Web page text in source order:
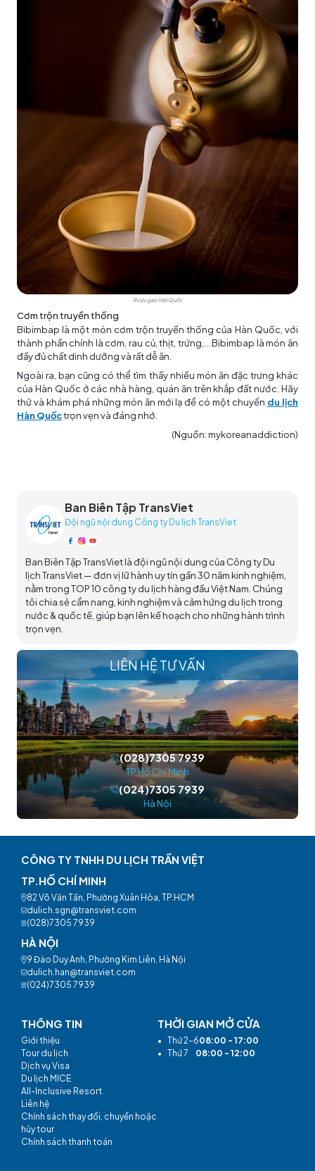
Rượu gạo Hàn Quốc
Cơm trộn truyền thống
Bibimbap là một món cơm trộn truyền thống của Hàn Quốc, với
thành phần chính là cơm, rau củ, thịt, trứng,... Bibimbap là món ăn
đầy đủ chất dinh dưỡng và rất dễ ăn.
Ngoài ra, bạn cũng có thể tìm thấy nhiều món ăn đặc trưng khác
của Hàn Quốc ở các nhà hàng, quán ăn trên khắp đất nước. Hãy
thử và khám phá những món ăn mới lạ để có một chuyến du lịch
Hàn Quốctrọn vẹn và đáng nhớ.
(Nguồn: mykoreanaddiction)
Ban Biên Tập TransViet
Đội ngũ nội dung Công ty Du lịch TransViet
Ban Biên Tập TransViet là đội ngũ nội dung của Công ty Du
lịch TransViet — đơn vị lữ hành uy tín gần 30 năm kinh nghiệm,
nằm trong TOP 10 công ty du lịch hàng đầu Việt Nam. Chúng
tôi chia sẻ cẩm nang, kinh nghiệm và cảm hứng du lịch trong
nước & quốc tế, giúp bạn lên kế hoạch cho những hành trình
trọn vẹn.
LIÊN HỆ TƯ VẤN
(028)7305 7939
TP.Hồ Chí Minh
(024)7305 7939
Hà Nội
CÔNG TY TNHH DU LỊCH TRẦN VIỆT
TP.HỒ CHÍ MINH
82 Võ Văn Tần, Phường Xuân Hòa, TP.HCM
dulich.sgn@transviet.com
(028)7305 7939
HÀ NỘI
9 Đào Duy Anh, Phường Kim Liên, Hà Nội
dulich.han@transviet.com
(024)7305 7939
THÔNG TIN
Giới thiệu
Tour du lịch
Dịch vụ Visa
Du lịch MICE
All-Inclusive Resort
Liên hệ
Chính sách thay đổi, chuyển hoặc
hủy tour
Chính sách thanh toán
THỜI GIAN MỞ CỬA
• Thứ 2-608:00 - 17:00
• Thứ 7 08:00 - 12:00